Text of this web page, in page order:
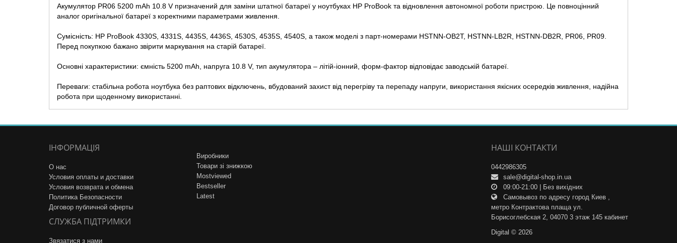
Акумулятор PR06 5200 mAh 10.8 V призначений для заміни штатної батареї у ноутбуках HP ProBook та відновлення автономної роботи пристрою. Це повноцінний
аналог оригінальної батареї з коректними параметрами живлення.
Сумісність: HP ProBook 4330S, 4331S, 4435S, 4436S, 4530S, 4535S, 4540S, а також моделі з парт-номерами HSTNN-OB2T, HSTNN-LB2R, HSTNN-DB2R, PR06, PR09.
Перед покупкою бажано звірити маркування на старій батареї.
Основні характеристики: ємність 5200 mAh, напруга 10.8 V, тип акумулятора – літій-іонний, форм-фактор відповідає заводській батареї.
Переваги: стабільна робота ноутбука без раптових відключень, вбудований захист від перегріву та перепаду напруги, використання якісних осередків живлення, надійна
робота при щоденному використанні.
ІНФОРМАЦІЯ
О нас
Условия оплаты и доставки
Условия возврата и обмена
Политика Безопасности
Договор публичной оферты
СЛУЖБА ПІДТРИМКИ
Звязатися з нами
Виробники
Товари зі знижкою
Mostviewed
Bestseller
Latest
НАШІ КОНТАКТИ
0442986305
sale@digital-shop.in.ua
09:00-21:00 | Без вихідних
Самовывоз по адресу город Киев ,
метро Контрактова плаща ул.
Борисоглебская 2, 04070 3 этаж 145 кабинет
Digital © 2026